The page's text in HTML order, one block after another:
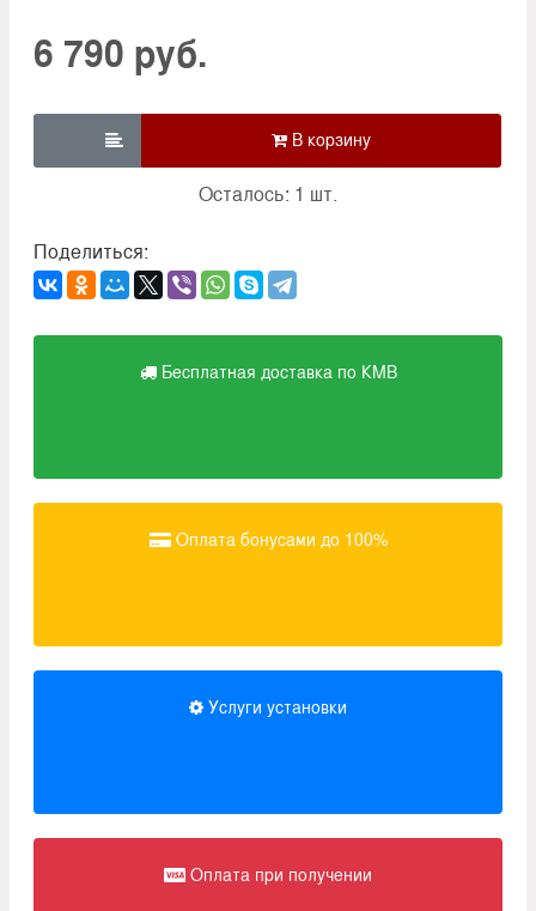
6 790 руб.

Осталось: 1 шт.
Поделиться:
Бесплатная доставка по КМВ
Оплата бонусами до 100%
Услуги установки
Оплата при получении